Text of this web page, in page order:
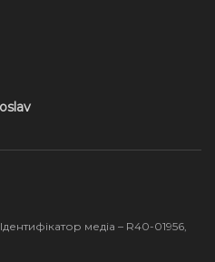
медіа – R40-01956,